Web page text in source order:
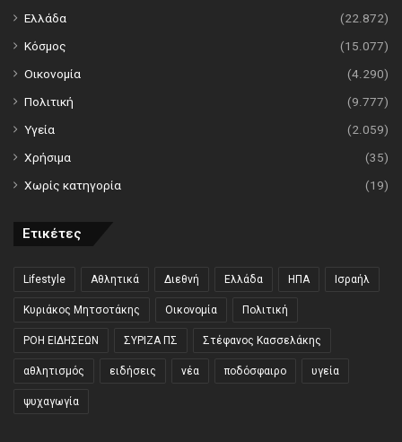
Ελλάδα
(22.872)
Κόσμος
(15.077)
Οικονομία
(4.290)
Πολιτική
(9.777)
Υγεία
(2.059)
Χρήσιμα
(35)
Χωρίς κατηγορία
(19)
Ετικέτες
Lifestyle Αθλητικά Διεθνή Ελλάδα ΗΠΑ Ισραήλ
Κυριάκος Μητσοτάκης Οικονομία Πολιτική
ΡΟΗ ΕΙΔΗΣΕΩΝ ΣΥΡΙΖΑ ΠΣ Στέφανος Κασσελάκης
αθλητισμός ειδήσεις νέα ποδόσφαιρο υγεία
ψυχαγωγία